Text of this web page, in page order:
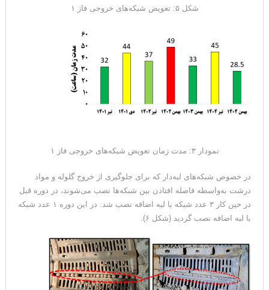
شکل ۵: تعویض شبکه‌های خروجی فاز ۱
نمودار ۳: مدت زمان تعویض شبکه‌های خروجی فاز ۱
در خصوص شبکه‌های لبه‌دار که برای جلوگیری از خروج گلوله و مواد
درشت به‌واسطه فاصله افتادن بین شبکه‌ها نصب می‌شوند، در دوره قبل
در حین کار ۳ عدد شبکه با لبه اضافه نصب شد. در این دوره ۱ عدد شبکه
با لبه اضافه نصب گردید (شکل ۶).